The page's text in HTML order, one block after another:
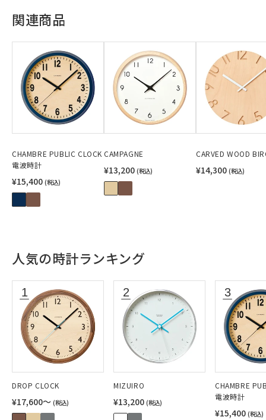
関連商品
CHAMBRE PUBLIC CLOCK
電波時計
¥15,400 (税込)
CAMPAGNE
¥13,200 (税込)
CARVED WOOD
¥14,300 (税込)
人気の時計ランキング
DROP CLOCK
¥17,600〜 (税込)
MIZUIRO
¥13,200 (税込)
CHAMBRE
電波時計
¥15,400 (税込)